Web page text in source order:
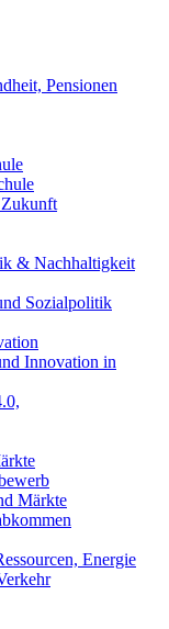
Pensionen
Zukunft
& Nachhaltigkeit
Sozialpolitik
Innovation in
Märkte
Energie